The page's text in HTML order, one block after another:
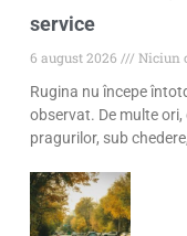
service
6 august 2026
Niciun
Rugina nu începe
observat. De multe
pragurilor, sub chedere,